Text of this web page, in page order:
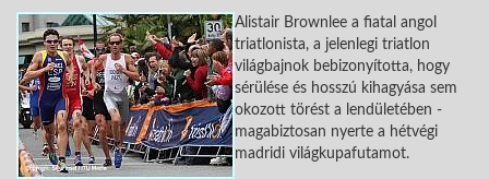
Alistair Brownlee a fiatal angol
triatlonista, a jelenlegi triatlon
világbajnok bebizonyította, hogy
sérülése és hosszú kihagyása sem
okozott törést a lendületében -
magabiztosan nyerte a hétvégi
madridi világkupafutamot.